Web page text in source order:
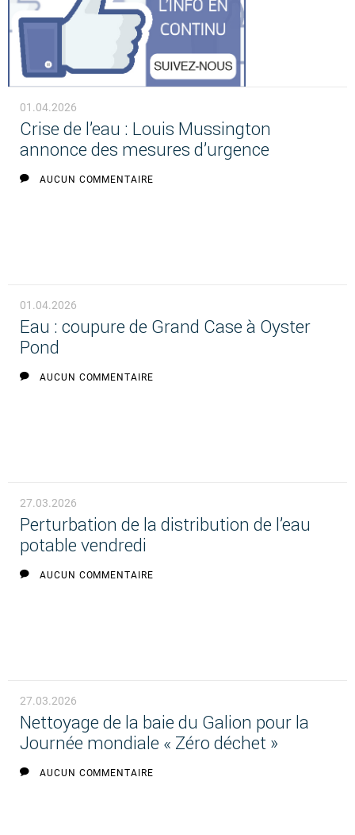
01.04.2026
Crise de l’eau : Louis Mussington
annonce des mesures d’urgence
AUCUN COMMENTAIRE
01.04.2026
Eau : coupure de Grand Case à Oyster
Pond
AUCUN COMMENTAIRE
27.03.2026
Perturbation de la distribution de l’eau
potable vendredi
AUCUN COMMENTAIRE
27.03.2026
Nettoyage de la baie du Galion pour la
Journée mondiale « Zéro déchet »
AUCUN COMMENTAIRE